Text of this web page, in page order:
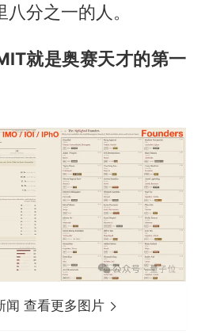
分之一的人。
就是奥赛天才的第一
闻 查看更多图片